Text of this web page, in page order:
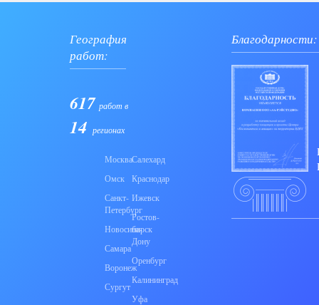
География
работ:
617 работ в
14 регионах
Москва
Омск
Санкт-
Петербург
Новосибирск
Самара
Воронеж
Сургут
Салехард
Краснодар
Ижевск
Ростов-
на-
Дону
Оренбург
Калининград
Уфа
Благодарности: